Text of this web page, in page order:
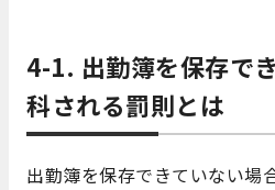
4-1. 出勤簿を保存で
科される罰則とは
出勤簿を保存できていない場